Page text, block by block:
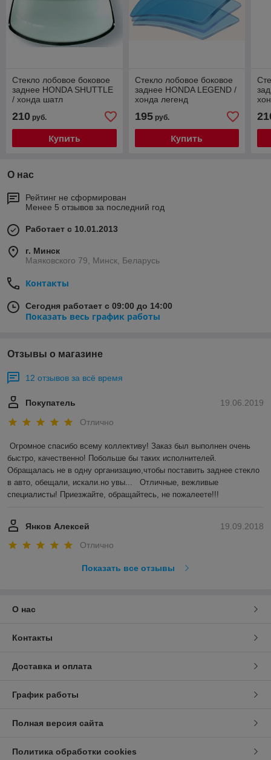
Стекло лобовое боковое
заднее HONDA SHUTTLE
/ хонда шатл
210 руб.
Купить
Стекло лобовое боковое
заднее HONDA LEGEND /
хонда легенд
195руб.
Купить
О нас
Рейтинг не сформирован
Менее 5 отзывов за последний год
Работает с 10.01.2013
г. Минск
Маяковского 79, Минск, Беларусь
Контакты
Сегодня работает с 09:00 до 14:00
Показать весь график работы
Отзывы о магазине
12 отзывов за всё время
19.06.2019
Покупатель
Отлично
Огромное спасибо всему коллективу! Заказ был выполнен очень
быстро, качественно! Побольше бы таких исполнителей.
Обращалась не в одну организацию,чтобы поставить заднее стекло
в авто, обещали, искали.но увы...   Отличные, вежливые
специалисты! Приезжайте, обращайтесь, не пожалеете!!!
19.09.2018
Янков Алексей
Отлично
Показать все отзывы
О нас
Контакты
Доставка и оплата
График работы
Полная версия сайта
Политика обработки cookies